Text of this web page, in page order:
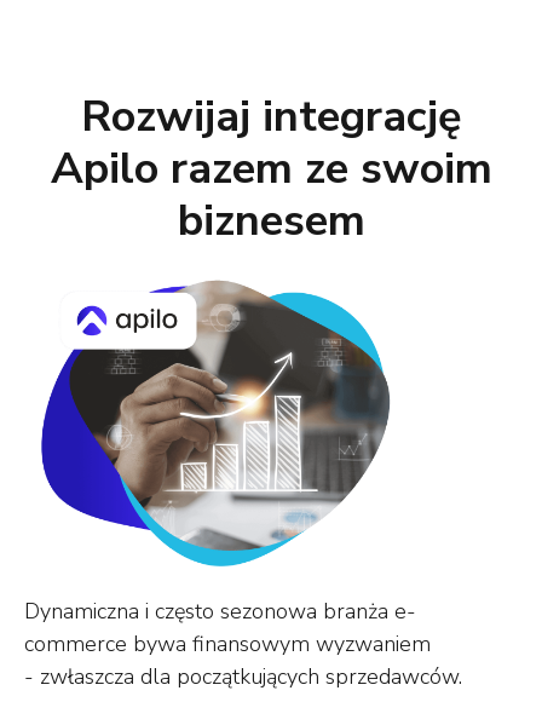
Rozwijaj integrację
Apilo razem ze swoim
biznesem
Dynamiczna i często sezonowa branża e-
commerce bywa finansowym wyzwaniem
- zwłaszcza dla początkujących sprzedawców.